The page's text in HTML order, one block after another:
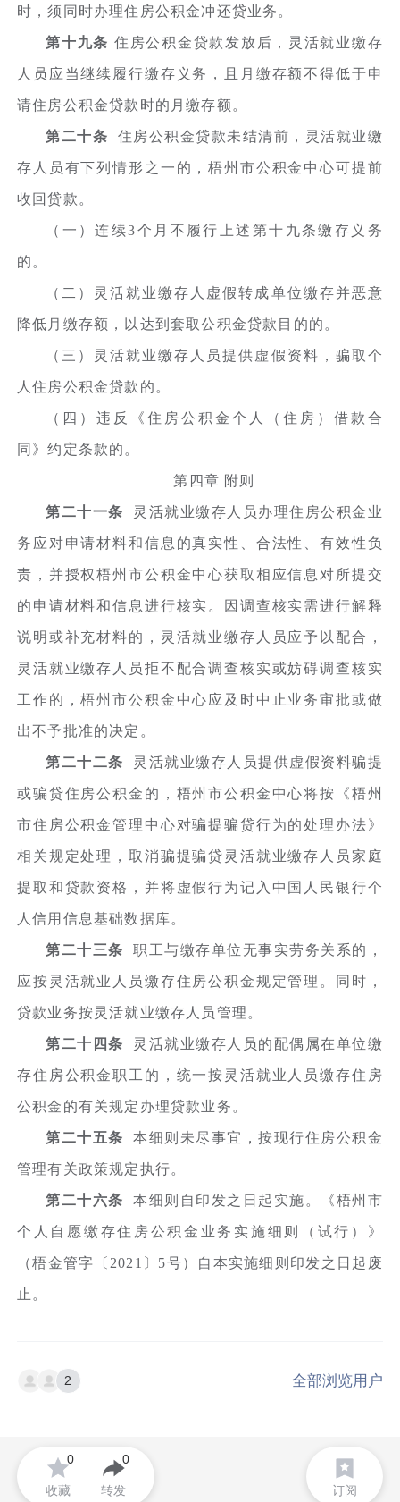
时，须同时办理住房公积金冲还贷业务。
第十九条 住房公积金贷款发放后，灵活就业缴存
人员应当继续履行缴存义务，且月缴存额不得低于申
请住房公积金贷款时的月缴存额。
第二十条 住房公积金贷款未结清前，灵活就业缴
存人员有下列情形之一的，梧州市公积金中心可提前
收回贷款。
（一）连续3个月不履行上述第十九条缴存义务
的。
（二）灵活就业缴存人虚假转成单位缴存并恶意
降低月缴存额，以达到套取公积金贷款目的的。
（三）灵活就业缴存人员提供虚假资料，骗取个
人住房公积金贷款的。
（四）违反《住房公积金个人（住房）借款合
同》约定条款的。
第四章 附则
第二十一条 灵活就业缴存人员办理住房公积金业
务应对申请材料和信息的真实性、合法性、有效性负
责，并授权梧州市公积金中心获取相应信息对所提交
的申请材料和信息进行核实。因调查核实需进行解释
说明或补充材料的，灵活就业缴存人员应予以配合，
灵活就业缴存人员拒不配合调查核实或妨碍调查核实
工作的，梧州市公积金中心应及时中止业务审批或做
出不予批准的决定。
第二十二条 灵活就业缴存人员提供虚假资料骗提
或骗贷住房公积金的，梧州市公积金中心将按《梧州
市住房公积金管理中心对骗提骗贷行为的处理办法》
相关规定处理，取消骗提骗贷灵活就业缴存人员家庭
提取和贷款资格，并将虚假行为记入中国人民银行个
人信用信息基础数据库。
第二十三条 职工与缴存单位无事实劳务关系的，
应按灵活就业人员缴存住房公积金规定管理。同时，
贷款业务按灵活就业缴存人员管理。
第二十四条 灵活就业缴存人员的配偶属在单位缴
存住房公积金职工的，统一按灵活就业人员缴存住房
公积金的有关规定办理贷款业务。
第二十五条 本细则未尽事宜，按现行住房公积金
管理有关政策规定执行。
第二十六条 本细则自印发之日起实施。《梧州市
个人自愿缴存住房公积金业务实施细则（试行）》
（梧金管字〔2021〕5号）自本实施细则印发之日起废
止。
2 全部浏览用户
收藏
0
转发
0
订阅